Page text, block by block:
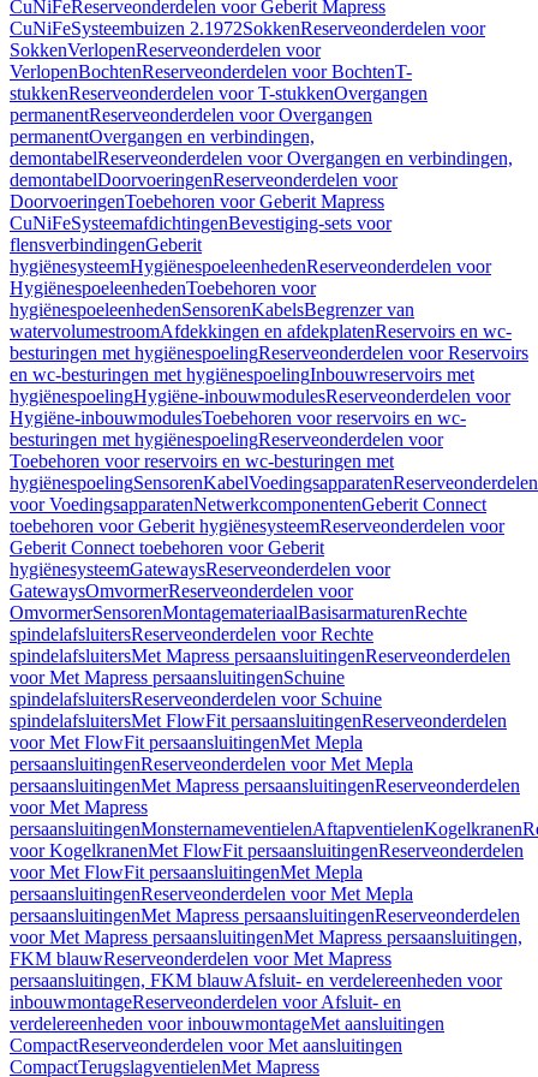
CuNiFeReserveonderdelen voor Geberit Mapress
CuNiFeSysteembuizen 2.1972SokkenReserveonderdelen voor
SokkenVerlopenReserveonderdelen voor
VerlopenBochtenReserveonderdelen voor BochtenT-
stukkenReserveonderdelen voor T-stukkenOvergangen
permanentReserveonderdelen voor Overgangen
permanentOvergangen en verbindingen,
demontabelReserveonderdelen voor Overgangen en verbindingen,
demontabelDoorvoeringenReserveonderdelen voor
DoorvoeringenToebehoren voor Geberit Mapress
CuNiFeSysteemafdichtingenBevestiging-sets voor
flensverbindingenGeberit
hygiënesysteemHygiënespoeleenhedenReserveonderdelen voor
HygiënespoeleenhedenToebehoren voor
hygiënespoeleenhedenSensorenKabelsBegrenzer van
watervolumestroomAfdekkingen en afdekplatenReservoirs en wc-
besturingen met hygiënespoelingReserveonderdelen voor Reservoirs
en wc-besturingen met hygiënespoelingInbouwreservoirs met
hygiënespoelingHygiëne-inbouwmodulesReserveonderdelen voor
Hygiëne-inbouwmodulesToebehoren voor reservoirs en wc-
besturingen met hygiënespoelingReserveonderdelen voor
Toebehoren voor reservoirs en wc-besturingen met
hygiënespoelingSensorenKabelVoedingsapparatenReserveonderdelen
voor VoedingsapparatenNetwerkcomponentenGeberit Connect
toebehoren voor Geberit hygiënesysteemReserveonderdelen voor
Geberit Connect toebehoren voor Geberit
hygiënesysteemGatewaysReserveonderdelen voor
GatewaysOmvormerReserveonderdelen voor
OmvormerSensorenMontagemateriaalBasisarmaturenRechte
spindelafsluitersReserveonderdelen voor Rechte
spindelafsluitersMet Mapress persaansluitingenReserveonderdelen
voor Met Mapress persaansluitingenSchuine
spindelafsluitersReserveonderdelen voor Schuine
spindelafsluitersMet FlowFit persaansluitingenReserveonderdelen
voor Met FlowFit persaansluitingenMet Mepla
persaansluitingenReserveonderdelen voor Met Mepla
persaansluitingenMet Mapress persaansluitingenReserveonderdelen
voor Met Mapress
persaansluitingenMonsternameventielenAftapventielenKogelkranen
voor KogelkranenMet FlowFit persaansluitingenReserveonderdelen
voor Met FlowFit persaansluitingenMet Mepla
persaansluitingenReserveonderdelen voor Met Mepla
persaansluitingenMet Mapress persaansluitingenReserveonderdelen
voor Met Mapress persaansluitingenMet Mapress persaansluitingen,
FKM blauwReserveonderdelen voor Met Mapress
persaansluitingen, FKM blauwAfsluit- en verdelereenheden voor
inbouwmontageReserveonderdelen voor Afsluit- en
verdelereenheden voor inbouwmontageMet aansluitingen
CompactReserveonderdelen voor Met aansluitingen
CompactTerugslagventielenMet Mapress